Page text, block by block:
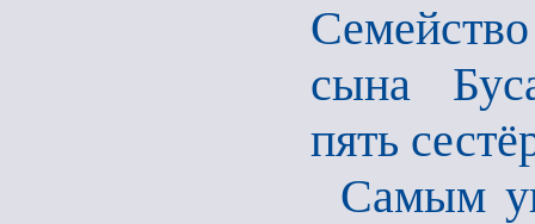
сына
пять
Самым